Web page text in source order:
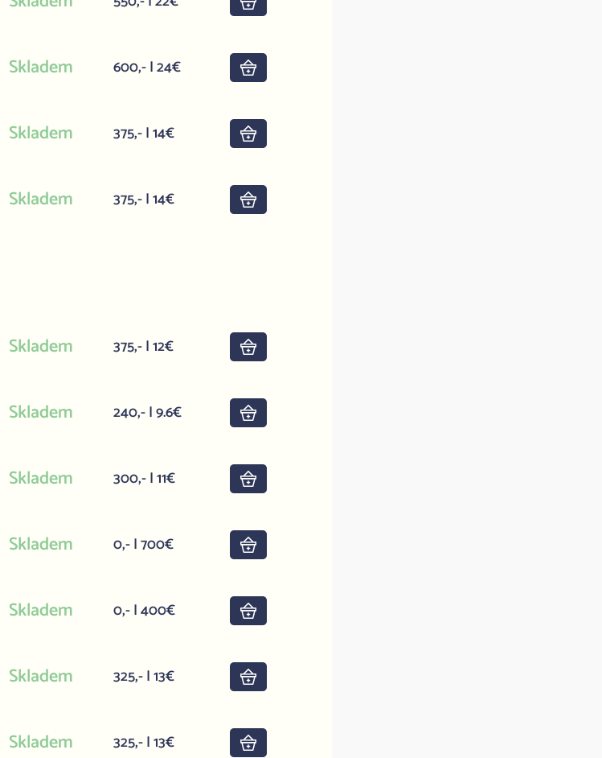
Skladem 600,- | 24€
Skladem 375,- | 14€
Skladem 375,- | 14€
Skladem 375,- | 12€
Skladem 240,- | 9.6€
Skladem 300,- | 11€
Skladem 0,- | 700€
Skladem 0,- | 400€
Skladem 325,- | 13€
Skladem 325,- | 13€